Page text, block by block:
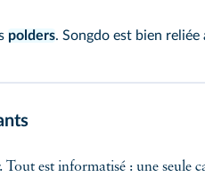
polders. Songdo est bien reliée